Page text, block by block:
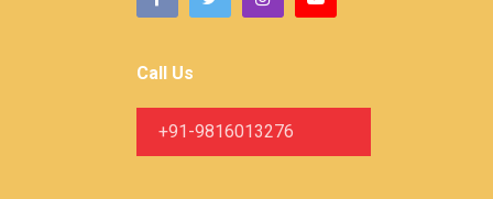
Call Us
+91-9816013276